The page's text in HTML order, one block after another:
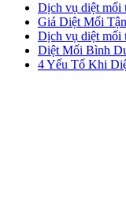
Dịch vụ diệt mối
Giá Diệt Mối
Dịch vụ diệt mối
Diệt Mối Bình
4 Yếu Tố Khi